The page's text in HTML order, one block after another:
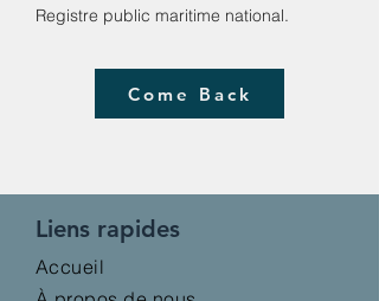
Registre public maritime national.
Come Back
Liens rapides
Accueil